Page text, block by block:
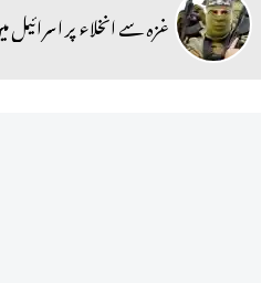
غزہ سے انخلاء پر